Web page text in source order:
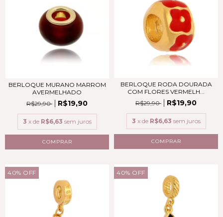
BERLOQUE MURANO MARROM
AVERMELHADO
R$29,90
R$19,90
3 x de R$6,63 sem juros
COMPRAR
BERLOQUE RODA DOURADA
COM FLORES VERMELH...
R$29,90
R$19,90
3 x de R$6,63 sem juros
COMPRAR
40% OFF 40% OFF